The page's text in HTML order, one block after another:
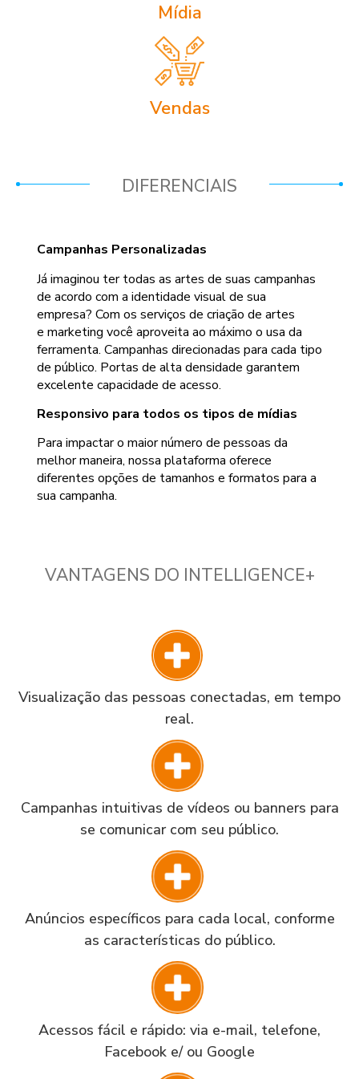
Mídia
Vendas
DIFERENCIAIS
Campanhas Personalizadas
Já imaginou ter todas as artes de suas campanhas
de acordo com a identidade visual de sua
empresa? Com os serviços de criação de artes
e marketing você aproveita ao máximo o usa da
ferramenta. Campanhas direcionadas para cada tipo
de público. Portas de alta densidade garantem
excelente capacidade de acesso.
Responsivo para todos os tipos de mídias
Para impactar o maior número de pessoas da
melhor maneira, nossa plataforma oferece
diferentes opções de tamanhos e formatos para a
sua campanha.
VANTAGENS DO INTELLIGENCE+
Visualização das pessoas conectadas, em tempo
real.
Campanhas intuitivas de vídeos ou banners para
se comunicar com seu público.
Anúncios específicos para cada local, conforme
as características do público.
Acessos fácil e rápido: via e-mail, telefone,
Facebook e/ ou Google